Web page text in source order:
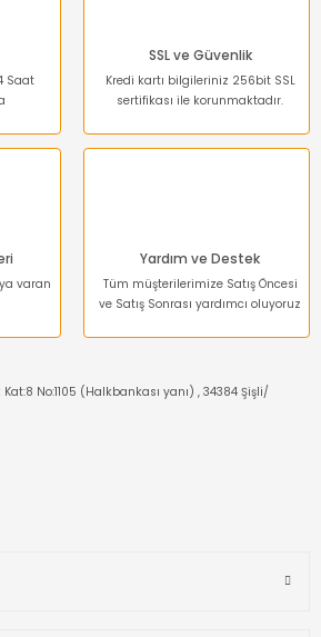
Saat
SSL ve Güvenlik
Kredi kartı bilgileriniz 256bit SSL
sertifikası ile korunmaktadır.
varan
Yardım ve Destek
Tüm müşterilerimize Satış Öncesi
ve Satış Sonrası yardımcı oluyoruz
Kat:8 No:1105 (Halkbankası yanı) , 34384 Şişli/